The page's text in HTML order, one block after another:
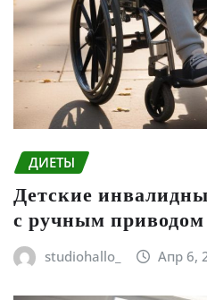
ДИЕТЫ
Детские
с ручным приводом
studiohallo_ Апр 6,